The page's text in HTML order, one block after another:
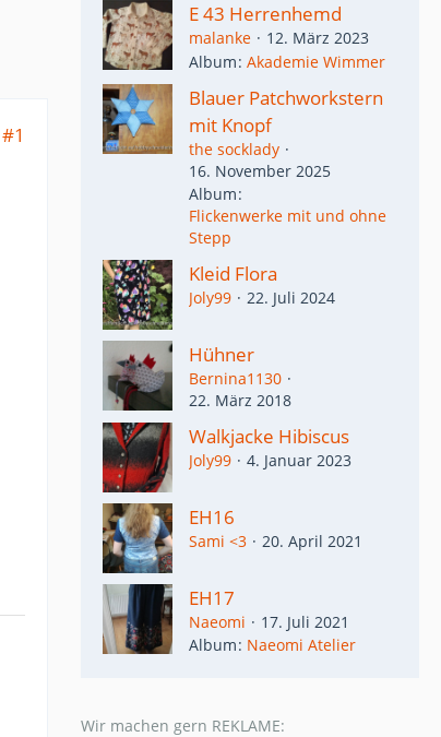
#1
E 43 Herrenhemd
malanke
12. März 2023
Album Akademie Wimmer
Blauer Patchworkstern
mit Knopf
the socklady
16. November 2025
Album
Flickenwerke mit und ohne
Stepp
Kleid Flora
Joly99 22. Juli 2024
Hühner
Bernina1130
22. März 2018
Walkjacke Hibiscus
Joly99 4. Januar 2023
EH16
Sami <3 20. April 2021
EH17
Naeomi
17. Juli 2021
Album Naeomi Atelier
Wir machen gern REKLAME: